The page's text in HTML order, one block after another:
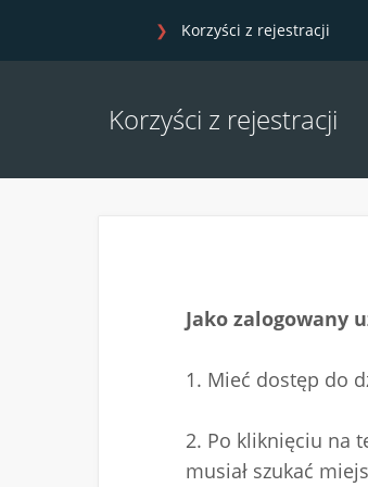
Korzyści z rejestracji
Korzyści z rejestracji
Jako zalogowany
1. Mieć dostęp do
2. Po kliknięciu na
musiał szukać